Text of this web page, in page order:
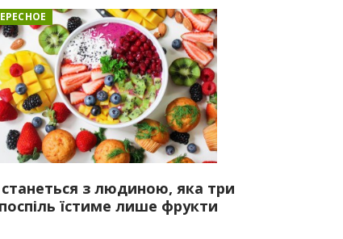
з людиною, яка три
їстиме лише фрукти